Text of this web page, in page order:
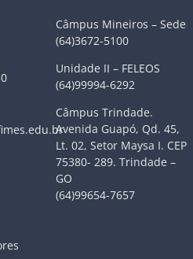
Câmpus Mineiros – Sede
(64)3672-5100
Unidade II – FELEOS
(64)99994-6292
Câmpus Trindade.
Avenida Guapó, Qd. 45,
Lt. 02, Setor Maysa I. CEP
75380- 289. Trindade –
GO
(64)99654-7657